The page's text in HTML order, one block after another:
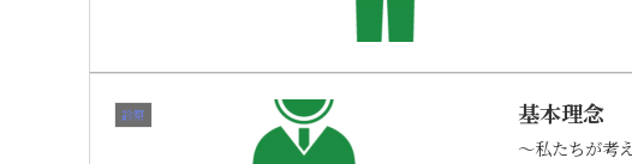
診察 基本理念
～私たちが考